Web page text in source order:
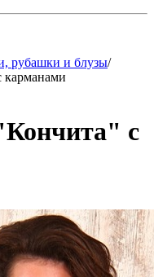
рубашки и блузы/
карманами
с